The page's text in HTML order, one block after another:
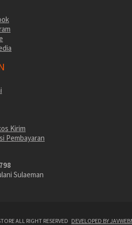
Kirim
Pembayaran
Sulaeman
ALL RIGHT RESERVED DEVELOPED BY